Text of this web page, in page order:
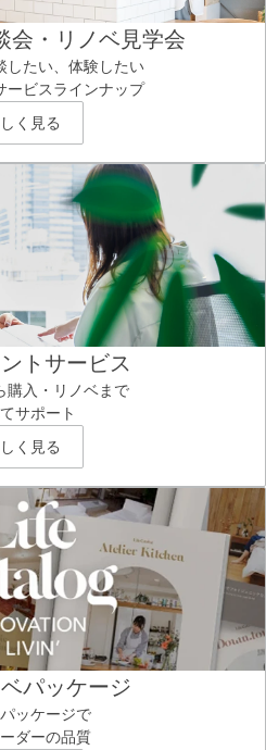
会・リノベ見学会
したい、体験したい
ービスラインナップ
く見る
トサービス
購入・リノベまで
サポート
く見る
パッケージ
ッケージで
ダーの品質